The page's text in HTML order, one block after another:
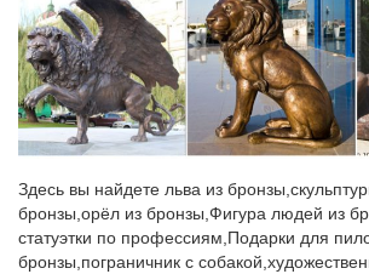
Фарфоровая статуэтка собака боксёр
бульдог.
Статуэтка собака «Французский бульдог»
Купить Статуэтка собака «Французский
год собаки.1 115 Р Статуэтка «Собачка»
Сувениры собаки купить в интернет
Сделайте подарок себе и своим близким –
Здесь вы найдете льва из
бронзы,орёл из бронзы,Фигура людей из
статуэтки по профессиям,Подарки для
бронзы,пограничник с